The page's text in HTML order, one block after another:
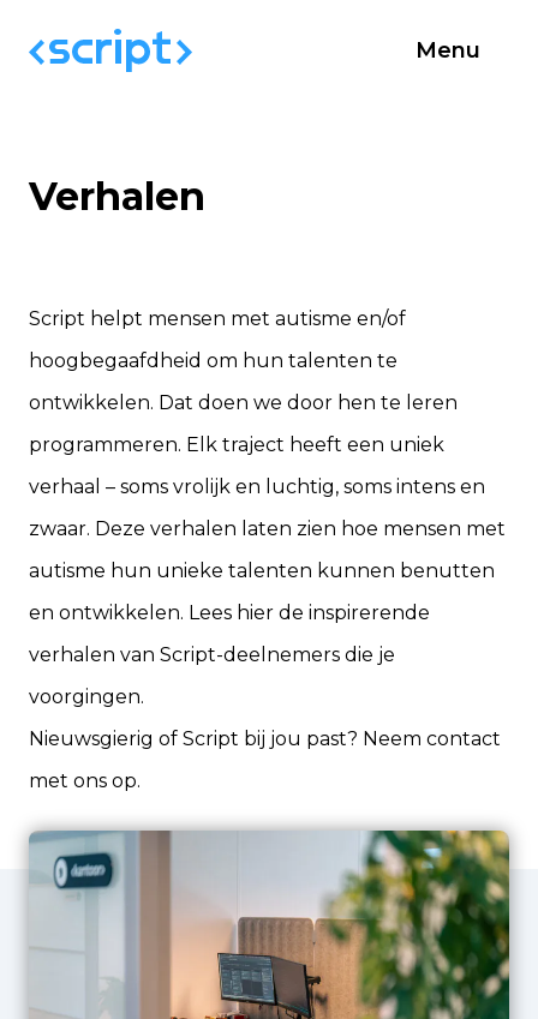
Menu
Verhalen
Script helpt mensen met autisme en/of
hoogbegaafdheid om hun talenten te
ontwikkelen. Dat doen we door hen te leren
programmeren. Elk traject heeft een uniek
verhaal – soms vrolijk en luchtig, soms intens en
zwaar. Deze verhalen laten zien hoe mensen met
autisme hun unieke talenten kunnen benutten
en ontwikkelen. Lees hier de inspirerende
verhalen van Script-deelnemers die je
voorgingen.
Nieuwsgierig of Script bij jou past? Neem contact
met ons op.